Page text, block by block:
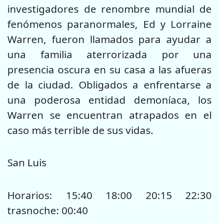
investigadores de renombre mundial de
fenómenos paranormales, Ed y Lorraine
Warren, fueron llamados para ayudar a
una familia aterrorizada por una
presencia oscura en su casa a las afueras
de la ciudad. Obligados a enfrentarse a
una poderosa entidad demoníaca, los
Warren se encuentran atrapados en el
caso más terrible de sus vidas.
San Luis
Horarios: 15:40 18:00 20:15 22:30
trasnoche: 00:40